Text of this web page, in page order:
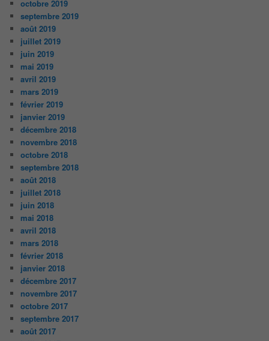
octobre 2019
septembre 2019
août 2019
juillet 2019
juin 2019
mai 2019
avril 2019
mars 2019
février 2019
janvier 2019
décembre 2018
novembre 2018
octobre 2018
septembre 2018
août 2018
juillet 2018
juin 2018
mai 2018
avril 2018
mars 2018
février 2018
janvier 2018
décembre 2017
novembre 2017
octobre 2017
septembre 2017
août 2017